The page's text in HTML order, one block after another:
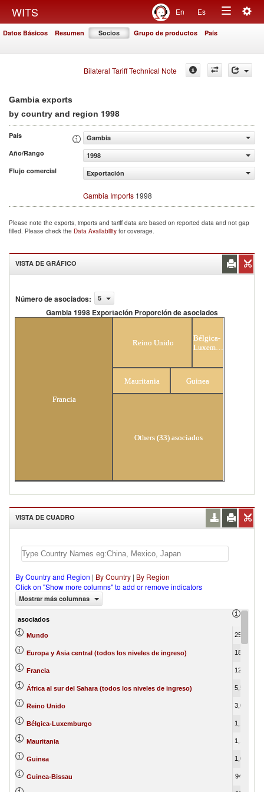
WITS En Es
Toggle
Datos Básicos Resumen Socios Grupo de productos País
Bilateral Tariff Technical Note
Gambia exports
by country and region 1998
País
Gambia
Año/Rango
1998
Flujo comercial
Exportación
Gambia Imports 1998
Please note the exports, imports and tariff data are based on reported data and not gap
filled. Please check the Data Availability for coverage.
VISTA DE GRÁFICO
Número de asociados: 5
Gambia 1998 Exportación Proporción de asociados
Francia
Reino Unido
Bélgica-
Luxemburgo
Mauritania Guinea
Others (33) asociados
VISTA DE CUADRO
By Country and Region | By Country | By Region
Click on "Show more columns" to add or remove indicators
Mostrar más columnas
asociados
Mundo
Europa y Asia central (todos los niveles de ingreso)
Francia
África al sur del Sahara (todos los niveles de ingreso)
Reino Unido
Bélgica-Luxemburgo
Mauritania
Guinea
Guinea-Bissau 942.59